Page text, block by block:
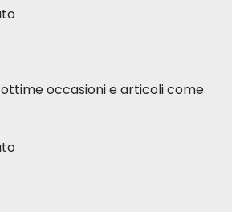
occasioni e articoli come